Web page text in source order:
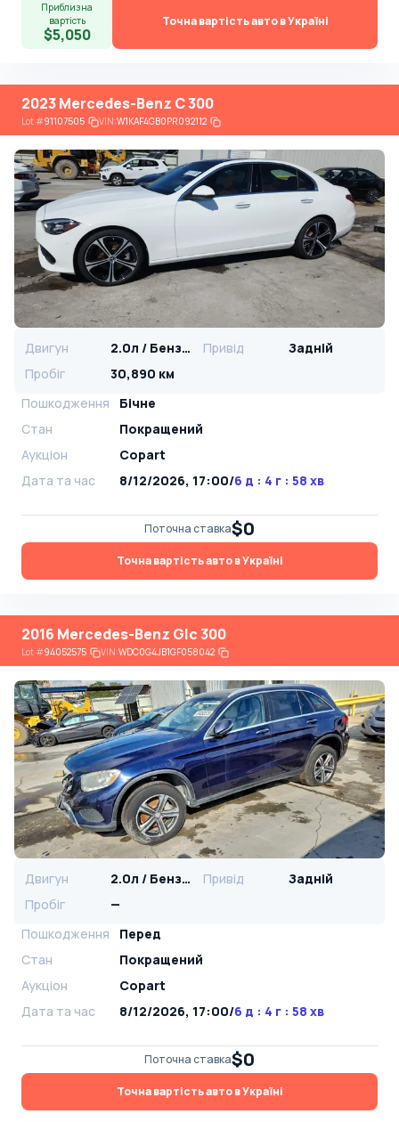
Приблизна
вартість
$5,050
Точна вартість авто в Україні
2023 Mercedes-Benz C 300
Lot#91107505 VIN:W1KAF4GB0PR092112
Двигун 2.0л / Бензин Привід
Задній
Пробіг
30,890 км
Пошкодження
Бічне
Стан
Покращений
Аукціон
Copart
Дата та час
8/12/2026, 17:00/6 д : 4 г : 58 хв
Поточна ставка$0
Точна вартість авто в Україні
2016 Mercedes-Benz Glc 300
Lot#94052575 VIN:WDC0G4JB1GF058042
Двигун 2.0л / Бензин Привід
Задній
Пробіг
—
Пошкодження
Перед
Стан
Покращений
Аукціон
Copart
Дата та час
8/12/2026, 17:00/6 д : 4 г : 58 хв
Поточна ставка$0
Точна вартість авто в Україні